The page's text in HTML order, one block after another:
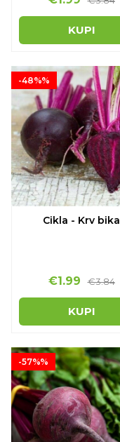
KUPI
-48%%
Cikla - Krv bika
€1.99 €3.84
KUPI
-57%%